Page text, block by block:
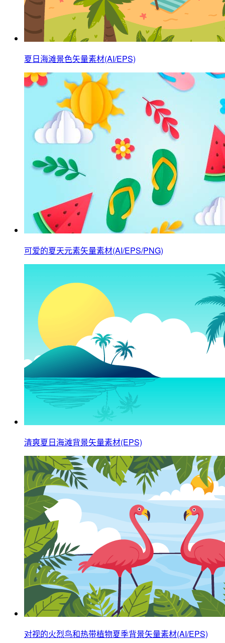
夏日海滩景色矢量素材(AI/EPS)
可爱的夏天元素矢量素材(AI/EPS/PNG)
清爽夏日海滩背景矢量素材(EPS)
对视的火烈鸟和热带植物夏季背景矢量素材(AI/EPS)